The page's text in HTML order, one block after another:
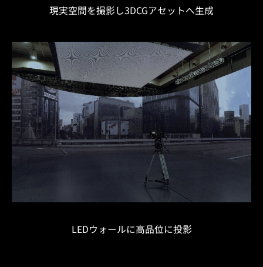
現実空間を撮影し3DCGアセットへ生成
LEDウォールに高品位に投影